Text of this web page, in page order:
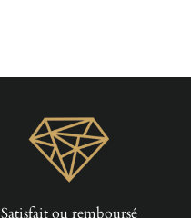
Satisfait ou remboursé